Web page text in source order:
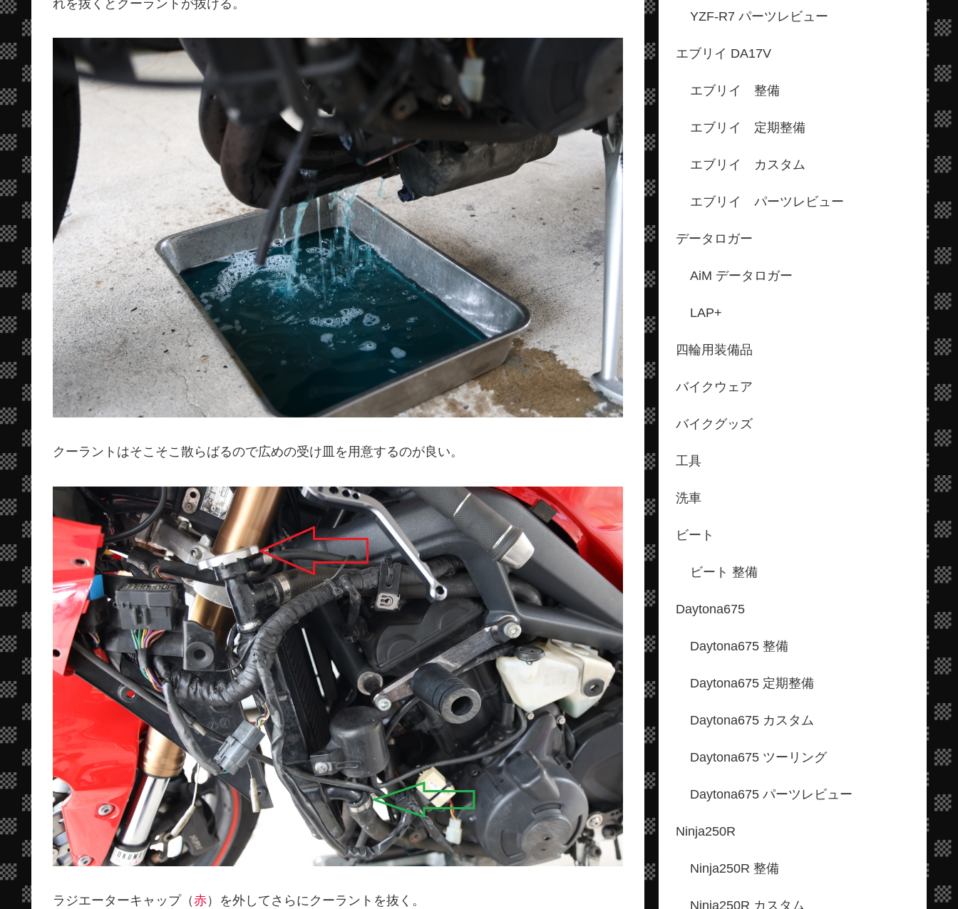
れを抜くとクーラントが抜ける。
クーラントはそこそこ散らばるので広めの受け皿を用意するのが良い。
ラジエーターキャップ（赤）を外してさらにクーラントを抜く。
YZF-R7 パーツレビュー
エブリイ DA17V
エブリイ 整備
エブリイ 定期整備
エブリイ カスタム
エブリイ パーツレビュー
データロガー
AiM データロガー
LAP+
四輪用装備品
バイクウェア
バイクグッズ
工具
洗車
ビート
ビート 整備
Daytona675
Daytona675 整備
Daytona675 定期整備
Daytona675 カスタム
Daytona675 ツーリング
Daytona675 パーツレビュー
Ninja250R
Ninja250R 整備
Ninja250R カスタム